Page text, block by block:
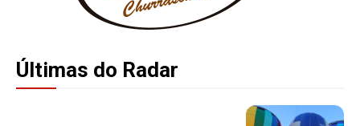
Últimas do Radar